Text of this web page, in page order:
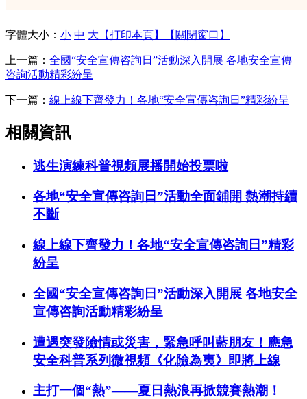
字體大小： 小 中 大 【打印本頁】 【關閉窗口】
上一篇： 全國“安全宣傳咨詢日”活動深入開展 各地安全宣傳
咨詢活動精彩紛呈
下一篇： 線上線下齊發力！各地“安全宣傳咨詢日”精彩紛呈
相關資訊
逃生演練科普視頻展播開始投票啦
各地“安全宣傳咨詢日”活動全面鋪開 熱潮持續
不斷
線上線下齊發力！各地“安全宣傳咨詢日”精彩
紛呈
全國“安全宣傳咨詢日”活動深入開展 各地安全
宣傳咨詢活動精彩紛呈
遭遇突發險情或災害，緊急呼叫藍朋友！應急
安全科普系列微視頻《化險為夷》即將上線
主打一個“熱”——夏日熱浪再掀競賽熱潮！